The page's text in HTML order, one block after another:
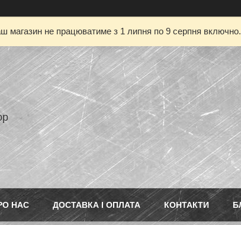
магазин не працюватиме з 1 липня по 9 серпня
НАС ДОСТАВКА І ОПЛАТА КОНТАКТИ